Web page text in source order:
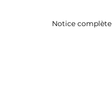
Notice complète